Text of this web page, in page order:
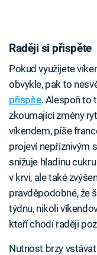
Raději si přispěte
Pokud využijete
obvykle, pak to
přispíte. Alespoň to
zkoumající změny
víkendem, píše
projeví nepříznivým
snižuje hladinu
v krvi, ale také
pravděpodobné, že
týdnu, nikoli
kteří chodí raději
Nutnost brzy